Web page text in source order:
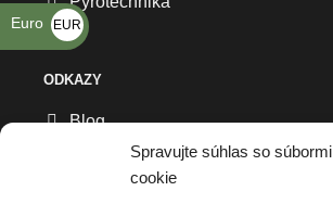
Spravujte súhlas so súbormi
cookie
ODKAZY
Blog
Všeobecné obchodné podmienky
Euro
EUR
€